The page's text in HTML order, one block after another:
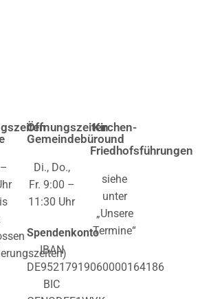
Öffnungszeiten
Gemeindebüro
Di., Do.,
Fr. 9:00 –
11:30 Uhr
Spendenkonto
IBAN
DE95217919060000164186
BIC
Kirchen-
und
Friedhofsführungen
siehe
unter
„Unsere
Termine“